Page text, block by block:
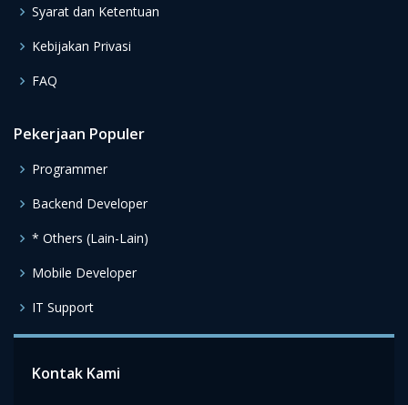
Syarat dan Ketentuan
Kebijakan Privasi
FAQ
Pekerjaan Populer
Programmer
Backend Developer
* Others (Lain-Lain)
Mobile Developer
IT Support
Kontak Kami